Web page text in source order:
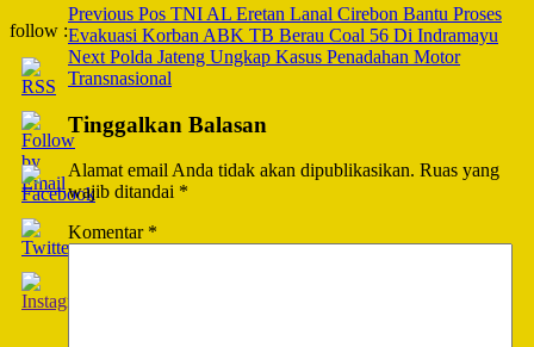
follow :
Post
Navigation
Previous Pos TNI AL Eretan Lanal Cirebon Bantu Proses
Evakuasi Korban ABK TB Berau Coal 56 Di Indramayu
Next Polda Jateng Ungkap Kasus Penadahan Motor
Transnasional
Tinggalkan Balasan
Alamat email Anda tidak akan dipublikasikan. Ruas yang
wajib ditandai *
Komentar *